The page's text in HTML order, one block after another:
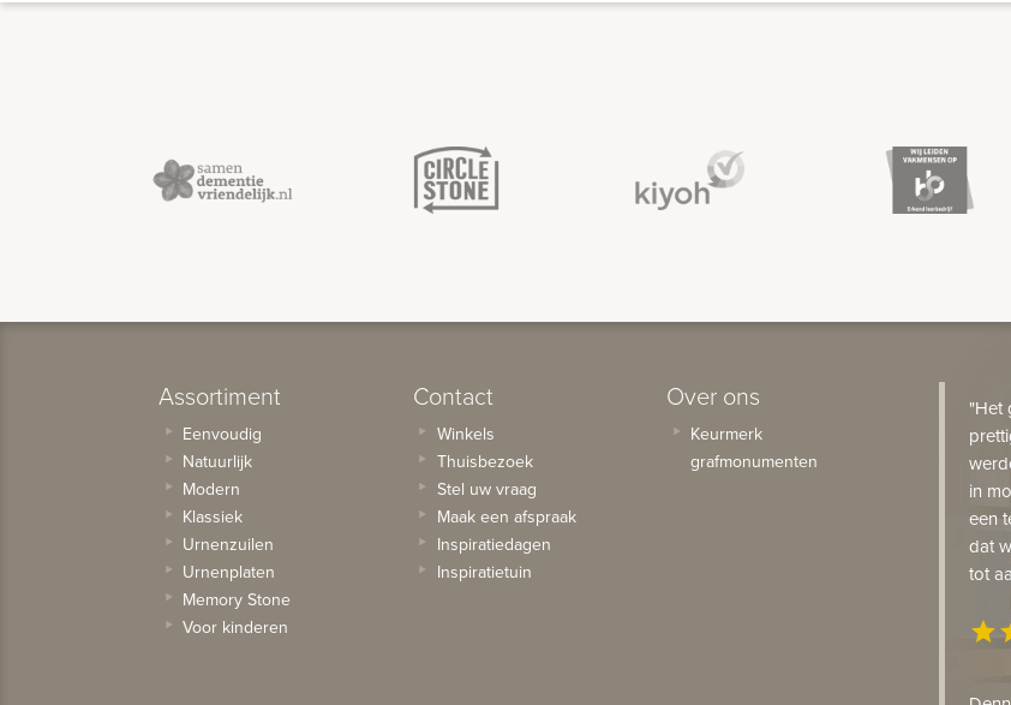
Assortiment
Eenvoudig
Natuurlijk
Modern
Klassiek
Urnenzuilen
Urnenplaten
Memory Stone
Voor kinderen
Contact
Winkels
Thuisbezoek
Stel uw vraag
Maak een afspraak
Inspiratiedagen
Inspiratietuin
Over ons
Keurmerk
grafmonumenten
"Het
in
een
dat
tot
star